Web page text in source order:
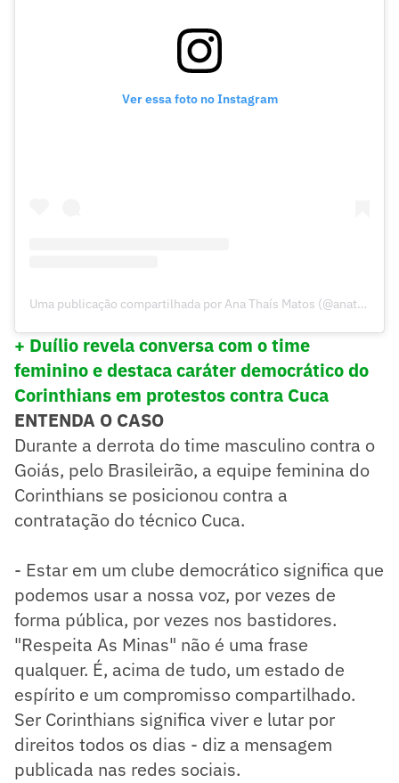
Ver essa foto no Instagram
Uma publicação compartilhada por Ana Thaís Matos (@anathaismatos)
+ Duílio revela conversa com o time
feminino e destaca caráter democrático do
Corinthians em protestos contra Cuca
ENTENDA O CASO
Durante a derrota do time masculino contra o
Goiás, pelo Brasileirão, a equipe feminina do
Corinthians se posicionou contra a
contratação do técnico Cuca.
- Estar em um clube democrático significa que
podemos usar a nossa voz, por vezes de
forma pública, por vezes nos bastidores.
"Respeita As Minas" não é uma frase
qualquer. É, acima de tudo, um estado de
espírito e um compromisso compartilhado.
Ser Corinthians significa viver e lutar por
direitos todos os dias - diz a mensagem
publicada nas redes sociais.